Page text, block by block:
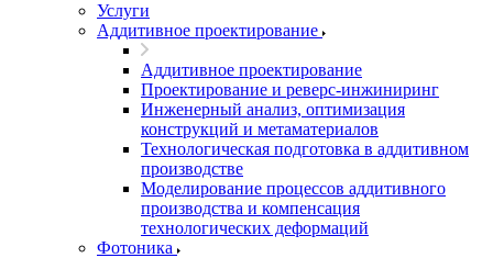
Услуги
Аддитивное проектирование
Аддитивное проектирование
Проектирование и реверс-инжиниринг
Инженерный анализ, оптимизация
конструкций и метаматериалов
Технологическая подготовка в аддитивном
производстве
Моделирование процессов аддитивного
производства и компенсация
технологических деформаций
Фотоника